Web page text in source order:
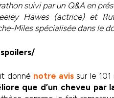
suivi par un Q&A en
Hawes (actrice) et
Miles spécialisée dans le
donné notre avis sur le
que d’un cheveu par